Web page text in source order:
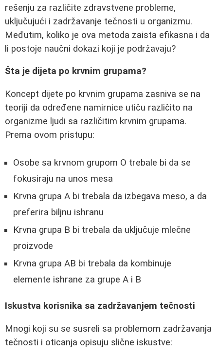
rešenju za različite zdravstvene probleme,
uključujući i zadržavanje tečnosti u organizmu.
Međutim, koliko je ova metoda zaista efikasna i da
li postoje naučni dokazi koji je podržavaju?
Šta je dijeta po krvnim grupama?
Koncept dijete po krvnim grupama zasniva se na
teoriji da određene namirnice utiču različito na
organizme ljudi sa različitim krvnim grupama.
Prema ovom pristupu:
Osobe sa krvnom grupom O trebale bi da se
fokusiraju na unos mesa
Krvna grupa A bi trebala da izbegava meso, a da
preferira biljnu ishranu
Krvna grupa B bi trebala da uključuje mlečne
proizvode
Krvna grupa AB bi trebala da kombinuje
elemente ishrane za grupe A i B
Iskustva korisnika sa zadržavanjem tečnosti
Mnogi koji su se susreli sa problemom zadržavanja
tečnosti i oticanja opisuju slične iskustve: